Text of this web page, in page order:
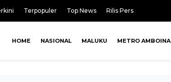
Terpopuler Top News Rilis Pers
HOME NASIONAL MALUKU METRO AMBOINA